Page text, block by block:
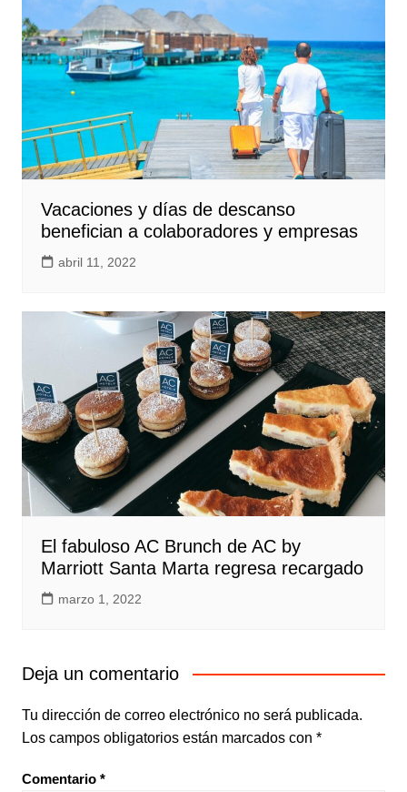
Vacaciones y días de descanso
benefician a colaboradores y empresas
abril 11, 2022
El fabuloso AC Brunch de AC by
Marriott Santa Marta regresa recargado
marzo 1, 2022
Deja un comentario
Tu dirección de correo electrónico no será publicada.
Los campos obligatorios están marcados con *
Comentario *